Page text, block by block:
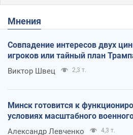
Мнения
Совпадение интересов двух
игроков или тайный план
Виктор Швец 2,3 т.
Минск готовится к
условиях масштабного
Александр Левченко 4,3 т.